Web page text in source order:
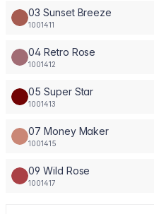
03 Sunset Breeze
1001411
04 Retro Rose
1001412
05 Super Star
1001413
07 Money Maker
1001415
09 Wild Rose
1001417